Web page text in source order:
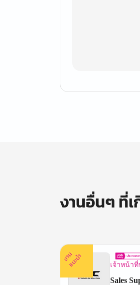
งานอื่นๆ ที่
ง
า
น
แ
น
ะ
นำ เจ้าหน้า
Sales